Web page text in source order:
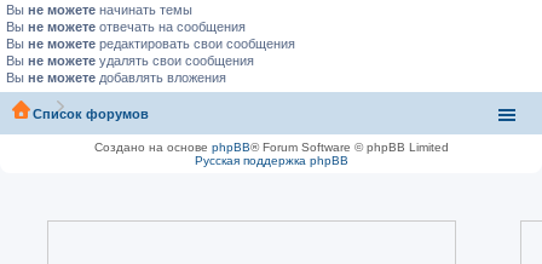
Вы не можете начинать темы
Вы не можете отвечать на сообщения
Вы не можете редактировать свои сообщения
Вы не можете удалять свои сообщения
Вы не можете добавлять вложения
Список форумов
Создано на основе phpBB® Forum Software © phpBB Limited
Русская поддержка phpBB